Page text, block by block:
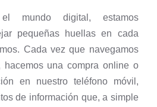
mundo digital, estamos
pequeñas huellas en cada
Cada vez que navegamos
una compra online o
en nuestro teléfono móvil,
de información que, a simple